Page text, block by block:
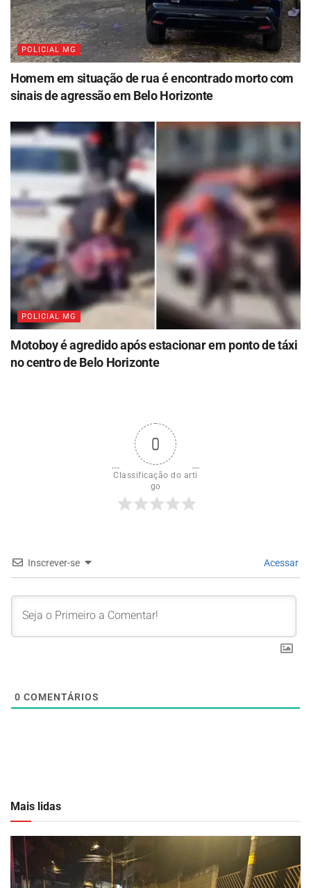
POLICIAL MG
Homem em situação de rua é encontrado morto com
sinais de agressão em Belo Horizonte
POLICIAL MG
Motoboy é agredido após estacionar em ponto de táxi
no centro de Belo Horizonte
0
Classificação do arti
go
Inscrever-se Acessar
0 COMENTÁRIOS
Mais lidas